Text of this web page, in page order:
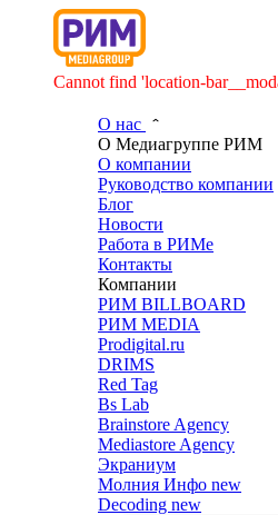
Cannot find 'location-
О нас
О Медиагруппе РИМ
О компании
Руководство компании
Блог
Новости
Работа в РИМе
Контакты
Компании
РИМ BILLBOARD
РИМ MEDIA
Prodigital.ru
DRIMS
Red Tag
Bs Lab
Brainstore Agency
Mediastore Agency
Экраниум
Молния Инфо new
Decoding new